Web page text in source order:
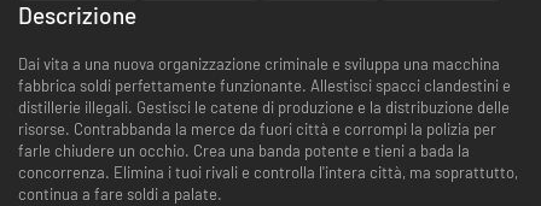
Descrizione
Dai vita a una nuova organizzazione criminale e sviluppa una macchina
fabbrica soldi perfettamente funzionante. Allestisci spacci clandestini e
distillerie illegali. Gestisci le catene di produzione e la distribuzione delle
risorse. Contrabbanda la merce da fuori città e corrompi la polizia per
farle chiudere un occhio. Crea una banda potente e tieni a bada la
concorrenza. Elimina i tuoi rivali e controlla l'intera città, ma soprattutto,
continua a fare soldi a palate.